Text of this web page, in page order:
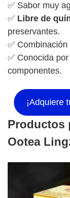
✅ Sabor muy
✅ Libre de
preservantes.
✅
✅ Conocida
componentes.
¡Adquiere
Productos
Ootea